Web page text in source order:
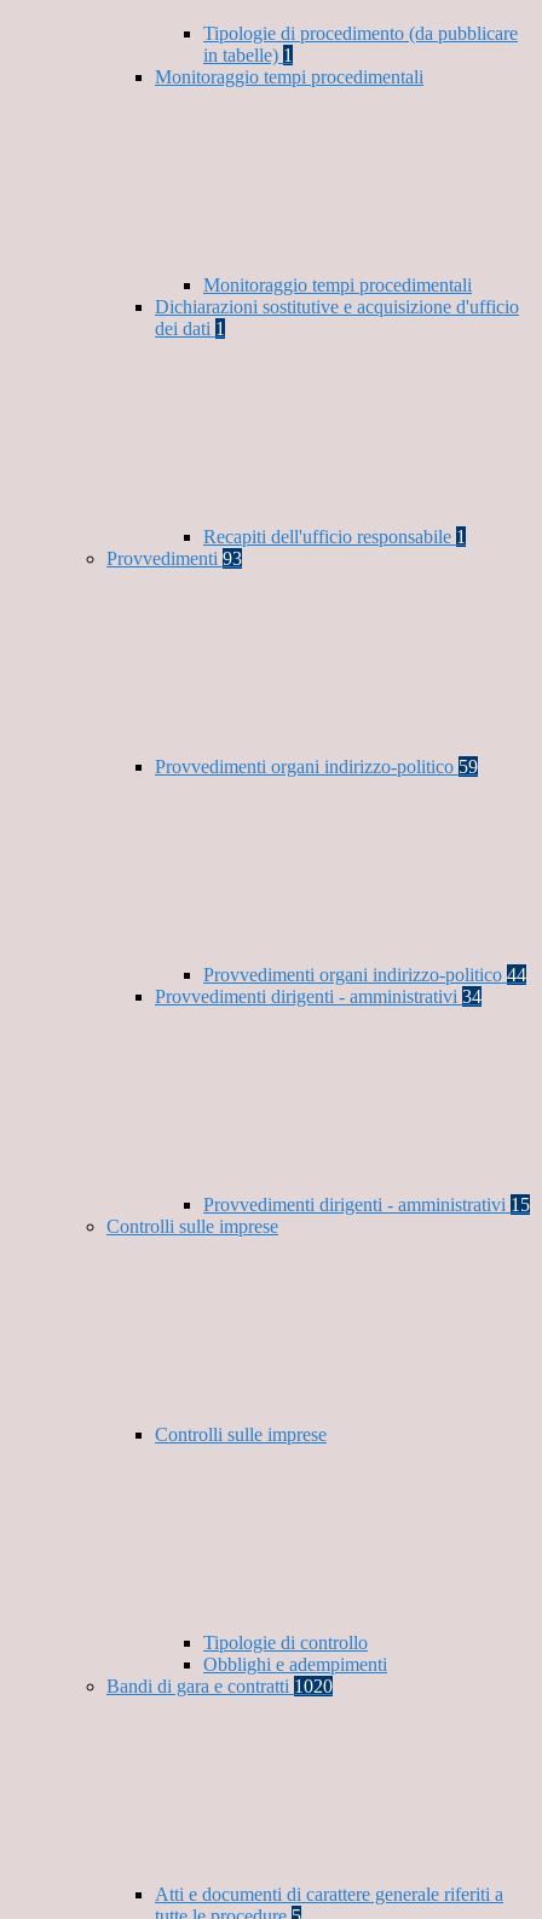
Tipologie di procedimento (da pubblicare
in tabelle) 1
Monitoraggio tempi procedimentali
Monitoraggio tempi procedimentali
Dichiarazioni sostitutive e acquisizione d'ufficio
dei dati 1
Recapiti dell'ufficio responsabile 1
Provvedimenti 93
Provvedimenti organi indirizzo-politico 59
Provvedimenti organi indirizzo-politico 44
Provvedimenti dirigenti - amministrativi 34
Provvedimenti dirigenti - amministrativi 15
Controlli sulle imprese
Controlli sulle imprese
Tipologie di controllo
Obblighi e adempimenti
Bandi di gara e contratti 1020
Atti e documenti di carattere generale riferiti a